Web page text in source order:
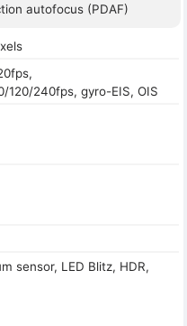
autofocus (PDAF)
120/240fps, gyro-EIS, OIS
sensor, LED Blitz, HDR,